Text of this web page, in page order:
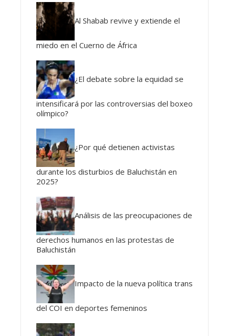
Al Shabab revive y extiende el
miedo en el Cuerno de África
¿El debate sobre la equidad se
intensificará por las controversias del boxeo
olímpico?
¿Por qué detienen activistas
durante los disturbios de Baluchistán en
2025?
Análisis de las preocupaciones de
derechos humanos en las protestas de
Baluchistán
Impacto de la nueva política trans
del COI en deportes femeninos